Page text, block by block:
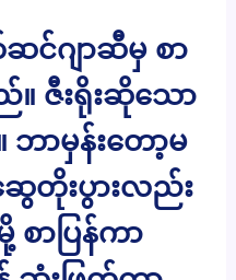
င်ဂျာဆီမှ စာ
ဇီးရိုးဆိုသော
ာမှန်းတော့မ
တိုးပွားလည်း
စာပြန်ကာ